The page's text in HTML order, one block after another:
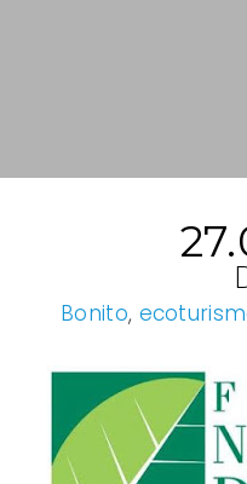
Bonito,